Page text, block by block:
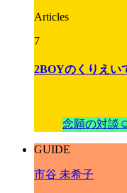
Articles
7
2BOYのくりえい
念願の対談
GUIDE
市⾕ 未希⼦